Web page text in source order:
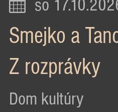
so
Smejko a
Z rozprávky
Dom kultúry